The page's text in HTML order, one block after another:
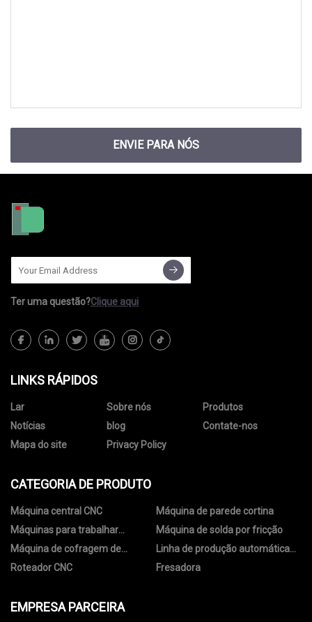
ENVIE PARA NÓS
Ter uma questão?Clique aqui
LINKS RÁPIDOS
Lar Sobre nós
Produtos
Notícias
blog
Contate-nos
Mapa do site
Privacy Policy
CATEGORIA DE PRODUTO
Máquina central CNC
Máquina de parede cortina
Máquinas para trabalhar
madeira
Máquina de solda por fricção
Máquina de cofragem de
alumínio
Linha de produção automática
de cofragem de alumínio
Roteador CNC Fresadora
EMPRESA PARCEIRA